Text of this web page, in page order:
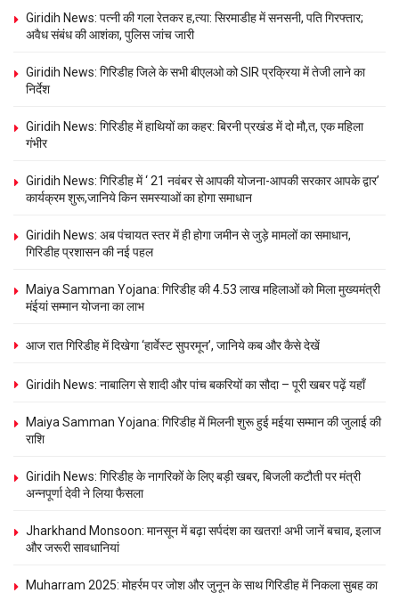
Giridih News: पत्नी की गला रेतकर ह,त्या: सिरमाडीह में सनसनी, पति गिरफ्तार;
अवैध संबंध की आशंका, पुलिस जांच जारी
Giridih News: गिरिडीह जिले के सभी बीएलओ को SIR प्रक्रिया में तेजी लाने का
निर्देश
Giridih News: गिरिडीह में हाथियों का कहर: बिरनी प्रखंड में दो मौ,त, एक महिला
गंभीर
Giridih News: गिरिडीह में ‘ 21 नवंबर से आपकी योजना-आपकी सरकार आपके द्वार’
कार्यक्रम शुरू,जानिये किन समस्याओं का होगा समाधान
Giridih News: अब पंचायत स्तर में ही होगा जमीन से जुड़े मामलों का समाधान,
गिरिडीह प्रशासन की नई पहल
Maiya Samman Yojana: गिरिडीह की 4.53 लाख महिलाओं को मिला मुख्यमंत्री
मंईयां सम्मान योजना का लाभ
आज रात गिरिडीह में दिखेगा ‘हार्वेस्ट सुपरमून’, जानिये कब और कैसे देखें
Giridih News: नाबालिग से शादी और पांच बकरियों का सौदा – पूरी खबर पढ़ें यहाँ
Maiya Samman Yojana: गिरिडीह में मिलनी शुरू हुई मईया सम्मान की जुलाई की
राशि
Giridih News: गिरिडीह के नागरिकों के लिए बड़ी खबर, बिजली कटौती पर मंत्री
अन्नपूर्णा देवी ने लिया फैसला
Jharkhand Monsoon: मानसून में बढ़ा सर्पदंश का खतरा! अभी जानें बचाव, इलाज
और जरूरी सावधानियां
Muharram 2025: मोहर्रम पर जोश और जुनून के साथ गिरिडीह में निकला सुबह का